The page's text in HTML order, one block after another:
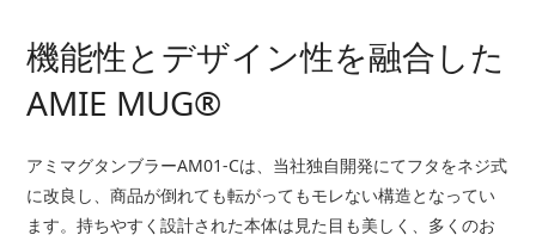
機能性とデザイン性を融合した
AMIE MUG®
アミマグタンブラーAM01-Cは、当社独自開発にてフタをネジ式
に改良し、商品が倒れても転がってもモレない構造となってい
ます。持ちやすく設計された本体は見た目も美しく、多くのお